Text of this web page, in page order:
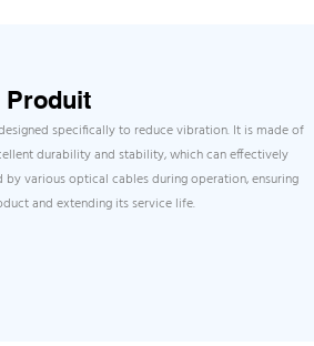
Produit
specifically to reduce vibration. It is made of
durability and stability, which can effectively
various optical cables during operation, ensuring
and extending its service life.